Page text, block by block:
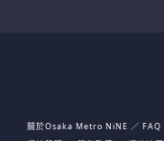
關於Osaka Metro NiNE
FAQ